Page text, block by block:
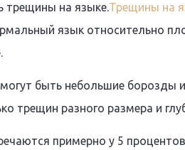
трещины на языке.Трещины на
язык относительно
быть небольшие
трещин разного размера и
примерно у 5